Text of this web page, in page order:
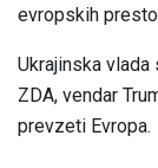
evropskih
Ukrajinska
ZDA, vendar
prevzeti Evropa.